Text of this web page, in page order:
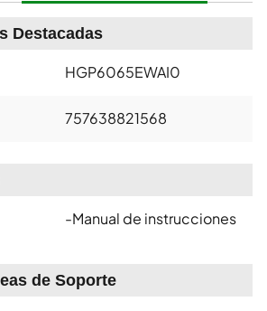
Destacadas
HGP6065EWAI0
757638821568
-Manual de instrucciones
de Soporte